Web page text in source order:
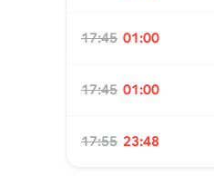
17:45 01:00
17:45 01:00
17:55 23:48